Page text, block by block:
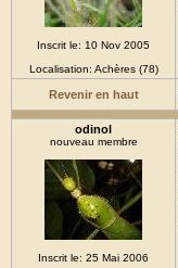
Inscrit le: 10 Nov 2005
Localisation: Achères (78)
Revenir en haut
odinol
nouveau membre
Inscrit le: 25 Mai 2006